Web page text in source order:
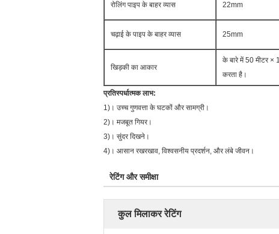
रोलिंग पाइप के बाहर व्यास 22mm
चढ़ाई के पाइप के बाहर व्यास 25mm
खिड़की का आकार
के बारे में 50 मीटर ×
करता है।
प्रतिस्पर्धात्मक लाभ:
1)। उच्च गुणवत्ता के घटकों और सामग्री।
2)। मजबूत गियर।
3)। सुंदर दिखने।
4)। आसान रखरखाव, विश्वसनीय प्रदर्शन, और लंबे जीवन।
रेटिंग और समीक्षा
कुल मिलाकर रेटिंग